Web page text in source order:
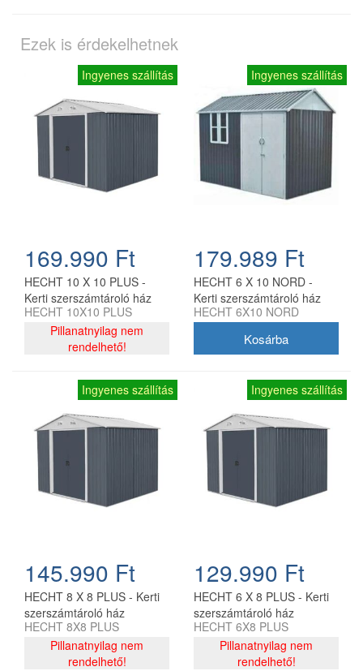
Ezek is érdekelhetnek
Ingyenes szállítás
169.990 Ft
HECHT 10 X 10 PLUS -
Kerti szerszámtároló ház
HECHT 10X10 PLUS
Pillanatnyilag nem
rendelhető!
Ingyenes szállítás
179.989 Ft
HECHT 6 X 10 NORD -
Kerti szerszámtároló ház
HECHT 6X10 NORD
Ingyenes szállítás
145.990 Ft
HECHT 8 X 8 PLUS - Kerti
szerszámtároló ház
HECHT 8X8 PLUS
Pillanatnyilag nem
rendelhető!
Ingyenes szállítás
129.990 Ft
HECHT 6 X 8 PLUS - Kerti
szerszámtároló ház
HECHT 6X8 PLUS
Pillanatnyilag nem
rendelhető!